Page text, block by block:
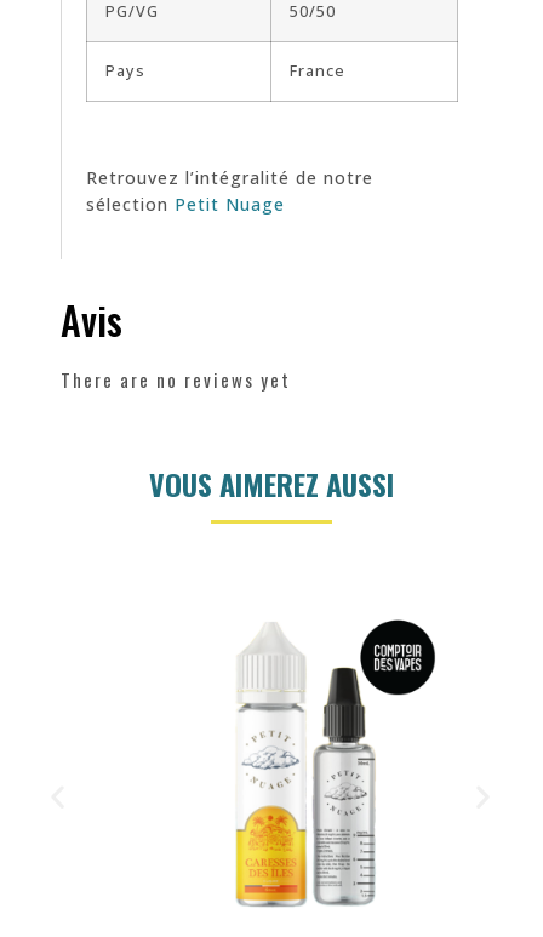
PG/VG 50/50
Pays France
Retrouvez l’intégralité de notre
sélection Petit Nuage
Avis
There are no reviews yet
VOUS AIMEREZ AUSSI